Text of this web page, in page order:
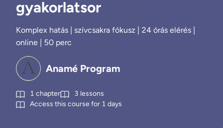
gyakorlatsor
Komplex hatás | szívcsakra fókusz | 24 órás elérés |
online | 50 perc
Anamé Program
1 chapter 3 lessons
Access this course for 1 days